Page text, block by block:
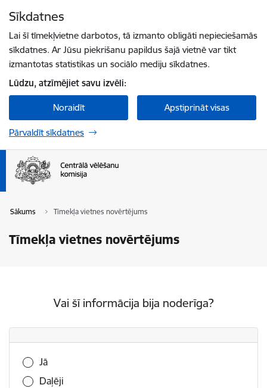
Sīkdatnes
Lai šī tīmekļvietne darbotos, tā izmanto obligāti nepieciešamās
sīkdatnes. Ar Jūsu piekrišanu papildus šajā vietnē var tikt
izmantotas statistikas un sociālo mediju sīkdatnes.
Lūdzu, atzīmējiet savu izvēli:
Noraidīt Apstiprināt visas
Pārvaldīt sīkdatnes
Sākums Tīmekļa vietnes novērtējums
Tīmekļa vietnes novērtējums
Vai šī informācija bija noderīga?
Vai šī informācija bija noderīga?
Jā
Daļēji